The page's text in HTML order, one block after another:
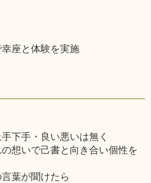
座と体験を実施
下手・良い悪いは無く
想いで己書と向き合い個性を
葉が聞けたら